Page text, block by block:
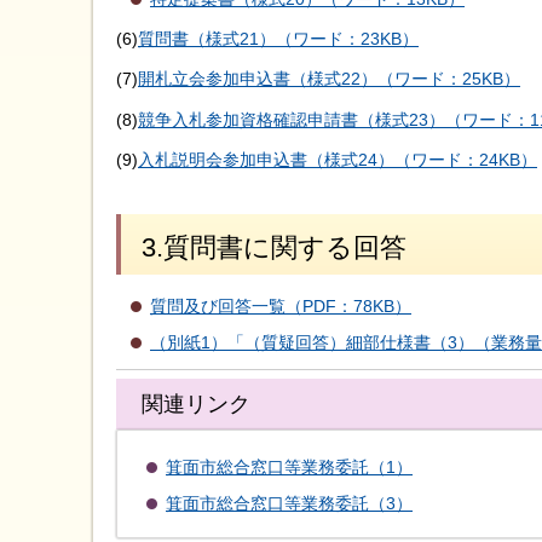
(6)質問書（様式21）（ワード：23KB）
(7)開札立会参加申込書（様式22）（ワード：25KB）
(8)競争入札参加資格確認申請書（様式23）（ワード：
(9) 入札説明会参加申込書（様式24）（ワード：24KB）
3.質問書に関する回答
質問及び回答一覧（PDF：78KB）
（別紙1）「（質疑回答）細部仕様書（3）（業務
関連リンク
箕面市総合窓口等業務委託（1）
箕面市総合窓口等業務委託（3）